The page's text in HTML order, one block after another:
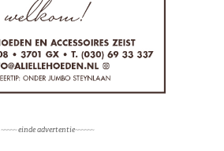
~~~~~ einde advertentie~~~~~~